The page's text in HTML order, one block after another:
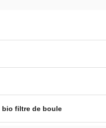
bio filtre de boule